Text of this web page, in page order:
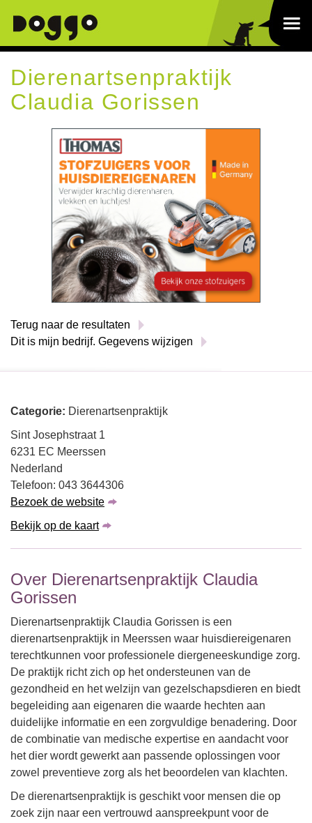
Dierenartsenpraktijk
Claudia Gorissen
Terug naar de resultaten
Dit is mijn bedrijf. Gegevens wijzigen
Categorie: Dierenartsenpraktijk
Sint Josephstraat 1
6231 EC Meerssen
Nederland
Telefoon: 043 3644306
Bezoek de website
Bekijk op de kaart
Over Dierenartsenpraktijk Claudia
Gorissen
Dierenartsenpraktijk Claudia Gorissen is een
dierenartsenpraktijk in Meerssen waar huisdiereigenaren
terechtkunnen voor professionele diergeneeskundige zorg.
De praktijk richt zich op het ondersteunen van de
gezondheid en het welzijn van gezelschapsdieren en biedt
begeleiding aan eigenaren die waarde hechten aan
duidelijke informatie en een zorgvuldige benadering. Door
de combinatie van medische expertise en aandacht voor
het dier wordt gewerkt aan passende oplossingen voor
zowel preventieve zorg als het beoordelen van klachten.
De dierenartsenpraktijk is geschikt voor mensen die op
zoek zijn naar een vertrouwd aanspreekpunt voor de